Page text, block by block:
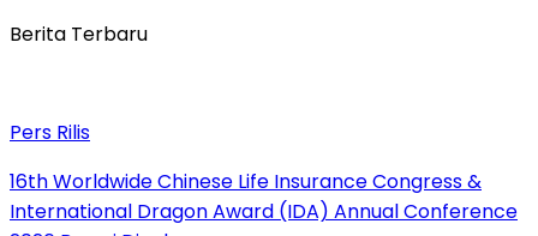
Berita Terbaru
Pers Rilis
16th Worldwide Chinese Life Insurance Congress &
International Dragon Award (IDA) Annual Conference